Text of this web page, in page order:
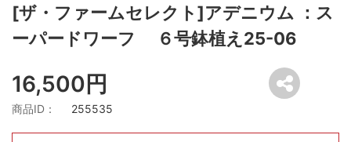
[ザ・ファームセレクト]アデニウム ：ス
ーパードワーフ ６号鉢植え25-06
16,500円
商品ID： 255535